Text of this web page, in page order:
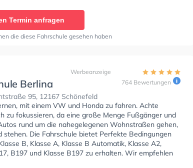
professional driver training in a welcoming and
environment. The school provides both theoretical and
with instruction available in German, English,
Turkish to accommodate a diverse range of students.
learning needs. T-Damm Fahrschule also offers
intensive holiday courses, and support for
With modern training vehicles and a friendly
the school aims to help learners prepare
their driving tests and become responsible drivers."
Termin anfragen
die diese Fahrschule gesehen haben
Berlina
95, 12167 Schönefeld
Werbeanzeige
764 Bewertungen
mit einem VW und Honda zu fahren. Achte
zu fokussieren, da eine große Menge Fußgänger und
rund um die nahegelegenen Wohnstraßen gehen,
stehen. Die Fahrschule bietet Perfekte Bedingungen
B, Klasse A, Klasse B Automatik, Klasse A2,
B197 und Klasse B197 zu erhalten. Wir empfehlen
theorie tests am PC zu absolvieren, um dich gut